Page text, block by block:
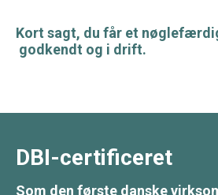
Kort sagt, du får et
godkendt og i drift.
DBI-certificeret
Som den første danske